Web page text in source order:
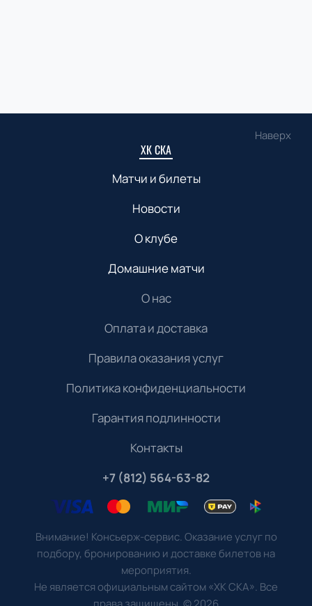
Наверх
ХК СКА
Матчи и билеты
Новости
О клубе
Домашние матчи
О нас
Оплата и доставка
Правила оказания услуг
Политика конфиденциальности
Гарантия подлинности
Контакты
+7 (812) 564-63-82
Внимание! Консьерж-сервис. Оказание услуг по
подбору, бронированию и доставке билетов на
мероприятия.
Не является официальным сайтом «ХК СКА». Все